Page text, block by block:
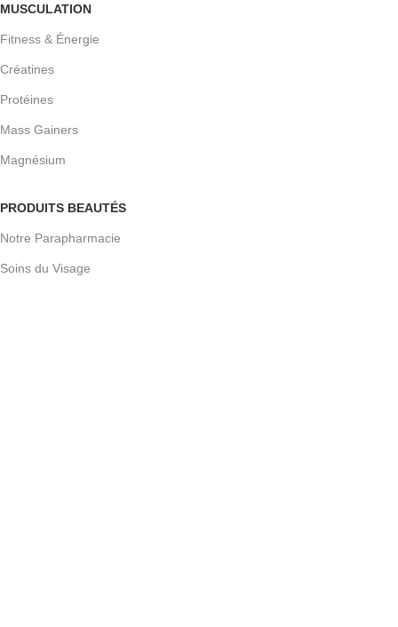
MUSCULATION
Fitness & Énergie
Créatines
Protéines
Mass Gainers
Magnésium
PRODUITS BEAUTÉS
Notre Parapharmacie
Soins du Visage